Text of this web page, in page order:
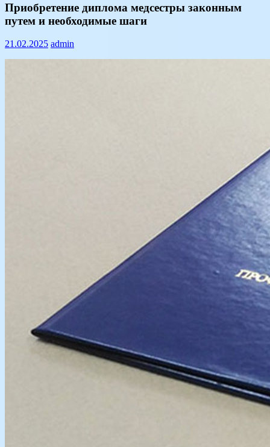
Text
Приобретение диплома медсестры законным
путем и необходимые шаги
21.02.2025 admin